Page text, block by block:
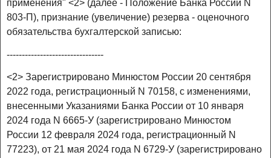
применения" <2> (далее - Положение Банка России N
803-П), признание (увеличение) резерва - оценочного
обязательства бухгалтерской записью:
--------------------------------
<2> Зарегистрировано Минюстом России 20 сентября
2022 года, регистрационный N 70158, с изменениями,
внесенными Указаниями Банка России от 10 января
2024 года N 6665-У (зарегистрировано Минюстом
России 12 февраля 2024 года, регистрационный N
77223), от 21 мая 2024 года N 6729-У (зарегистрировано